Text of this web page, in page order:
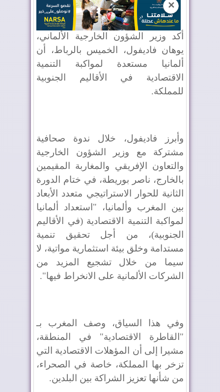
✕
أكد وزير الشؤون الخارجية الألماني،
يوهان فاديفول، الخميس بالرباط، أن
ألمانيا مستعدة لمواكبة التنمية
الاقتصادية في الأقاليم الجنوبية
للمملكة.
وأبرز فاديفول، خلال ندوة صحافية
مشتركة مع وزير الشؤون الخارجية
والتعاون الإفريقي والمغاربة المقيمين
بالخارج، ناصر بوريطة، في ختام الدورة
الثانية للحوار الاستراتيجي متعدد الأبعاد
بين المغرب وألمانيا، "استعداد ألمانيا
لمواكبة التنمية الاقتصادية (في الأقاليم
الجنوبية)، من أجل تحقيق تنمية
مستدامة وخلق بيئة استثمارية مواتية، لا
سيما من خلال تشجيع المزيد من
الشركات الألمانية على الانخراط فيها".
وفي هذا السياق، وصف المغرب بـ
"القاطرة الاقتصادية" في المنطقة،
مشيرا إلى أن المؤهلات الاقتصادية التي
تزخر بها المملكة، خاصة في الصحراء،
من شأنها تعزيز الشراكة بين البلدين.